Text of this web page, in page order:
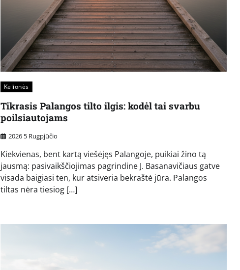
Kelionės
Tikrasis Palangos tilto ilgis: kodėl tai svarbu
poilsiautojams
2026 5 Rugpjūčio
Kiekvienas, bent kartą viešėjęs Palangoje, puikiai žino tą
jausmą: pasivaikščiojimas pagrindine J. Basanavičiaus gatve
visada baigiasi ten, kur atsiveria bekraštė jūra. Palangos
tiltas nėra tiesiog […]